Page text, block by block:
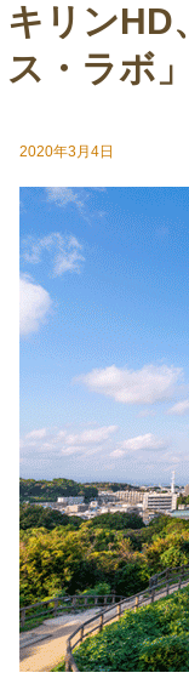
キリンHD
ス・ラボ
2020年3月4日